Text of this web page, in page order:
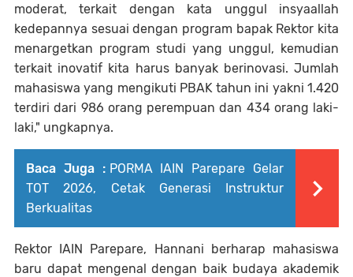
moderat, terkait dengan kata unggul insyaallah
kedepannya sesuai dengan program bapak Rektor kita
menargetkan program studi yang unggul, kemudian
terkait inovatif kita harus banyak berinovasi. Jumlah
mahasiswa yang mengikuti PBAK tahun ini yakni 1.420
terdiri dari 986 orang perempuan dan 434 orang laki-
laki," ungkapnya.
Baca Juga : PORMA IAIN Parepare Gelar
TOT 2026, Cetak Generasi Instruktur
Berkualitas
Rektor IAIN Parepare, Hannani berharap mahasiswa
baru dapat mengenal dengan baik budaya akademik